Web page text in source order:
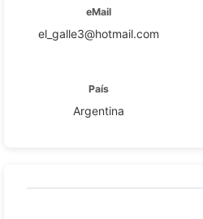
eMail
el_galle3@hotmail.com
País
Argentina